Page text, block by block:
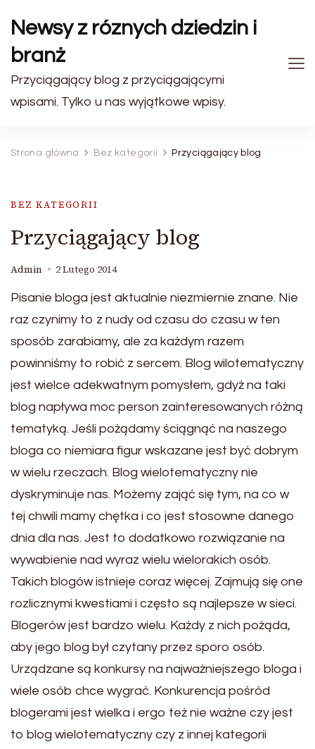
Newsy z róznych dziedzin i
branż
Przyciągający blog z przyciągającymi
wpisami. Tylko u nas wyjątkowe wpisy.
Strona główna Bez kategorii Przyciągający blog
BEZ KATEGORII
Przyciągający blog
Admin 2 Lutego 2014
Pisanie bloga jest aktualnie niezmiernie znane. Nie
raz czynimy to z nudy od czasu do czasu w ten
sposób zarabiamy, ale za każdym razem
powinniśmy to robić z sercem. Blog wilotematyczny
jest wielce adekwatnym pomysłem, gdyż na taki
blog napływa moc person zainteresowanych różną
tematyką. Jeśli pożądamy ściągnąć na naszego
bloga co niemiara figur wskazane jest być dobrym
w wielu rzeczach. Blog wielotematyczny nie
dyskryminuje nas. Możemy zająć się tym, na co w
tej chwili mamy chętka i co jest stosowne danego
dnia dla nas. Jest to dodatkowo rozwiązanie na
wywabienie nad wyraz wielu wielorakich osób.
Takich blogów istnieje coraz więcej. Zajmują się one
rozlicznymi kwestiami i często są najlepsze w sieci.
Blogerów jest bardzo wielu. Każdy z nich pożąda,
aby jego blog był czytany przez sporo osób.
Urządzane są konkursy na najważniejszego bloga i
wiele osób chce wygrać. Konkurencja pośród
blogerami jest wielka i ergo też nie ważne czy jest
to blog wielotematyczny czy z innej kategorii